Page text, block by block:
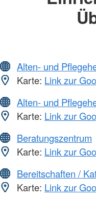
Alten- und
Karte: Link zur
Alten- und
Karte: Link zur
Beratungszentrum
Karte: Link zur
Bereitschaften /
Karte: Link zur